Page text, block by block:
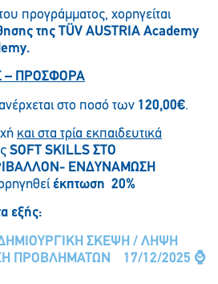
προγράμματος, χορηγείται
της TÜV AUSTRIA Academy
– ΠΡΟΣΦΟΡΑ
στο ποσό των 120,00€.
και στα τρία εκπαιδευτικά
SOFT SKILLS ΣΤΟ
ΕΝΔΥΝΑΜΩΣΗ
έκπτωση 20%
εξής:
ΣΚΕΨΗ / ΛΗΨΗ
ΠΡΟΒΛΗΜΑΤΩΝ
17/12/2025 ⌚